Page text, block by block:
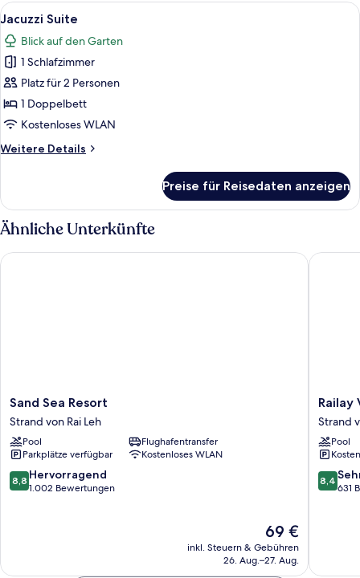
Alle
Fotos
für
Jacuzzi
Suite
anzeigen
Ein modernes Hotelzimmer mit
18
Jacuzzi Suite
Blick auf den Garten
1 Schlafzimmer
Platz für 2 Personen
1 Doppelbett
Kostenloses WLAN
Weitere Details
Weitere
Suite
Preise für Reisedaten anzeigen
Ähnliche Unterkünfte
Sand
Sea
Resort
Strand
von
Rai
Leh
Sand Sea Resort
Strand von Rai Leh
Pool
Flughafentransfer
Parkplätze verfügbar
Kostenloses WLAN
8.8
von
8,8 Hervorragend
1.002 Bewertungen
Der
Preis
beträgt
69 €
inkl. Steuern & Gebühren
26. Aug.–27. Aug.
Sand Sea Resort
Railay
Village
Resort
&
Spa
Strand
von
Railay
Strand
Pool
8.4
von
8,4
631
Railay